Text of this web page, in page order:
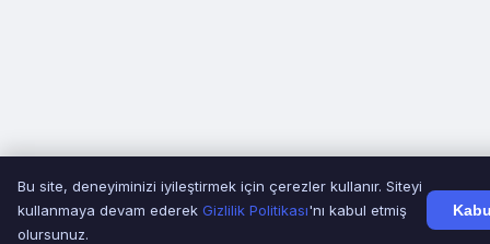
Bu site, deneyiminizi iyileştirmek için çerezler kullanır. Siteyi
kullanmaya devam ederek Gizlilik Politikası'nı kabul etmiş
olursunuz.